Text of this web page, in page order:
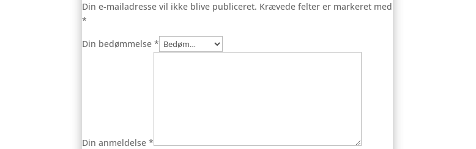
Din e-mailadresse vil ikke blive publiceret. Krævede felter er markeret med
*
Din bedømmelse*
Din anmeldelse*